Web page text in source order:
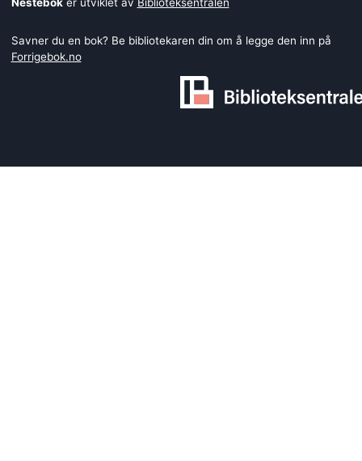
Savner du en bok? Be bibliotekaren din om å legge den inn på
Forrigebok.no